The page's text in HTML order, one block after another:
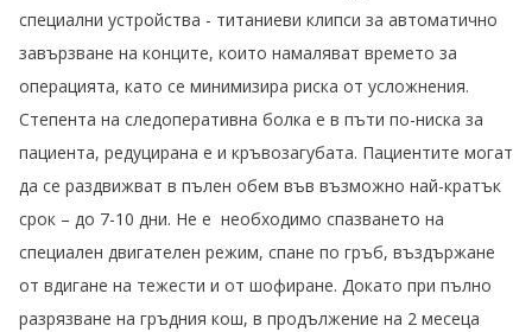
специални устройства - титаниеви клипси за автоматично
завързване на конците, които намаляват времето за
операцията, като се минимизира риска от усложнения.
Степента на следоперативна болка е в пъти по-ниска за
пациента, редуцирана е и кръвозагубата. Пациентите могат
да се раздвижват в пълен обем във възможно най-кратък
срок – до 7-10 дни. Не е необходимо спазването на
специален двигателен режим, спане по гръб, въздържане
от вдигане на тежести и от шофиране. Докато при пълно
разрязване на гръдния кош, в продължение на 2 месеца